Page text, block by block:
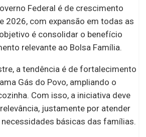
Federal é de crescimento
2026, com expansão em todas as
é consolidar o benefício
relevante ao Bolsa Família.
a tendência é de fortalecimento
Gás do Povo, ampliando o
Com isso, a iniciativa deve
justamente por atender
básicas das famílias.